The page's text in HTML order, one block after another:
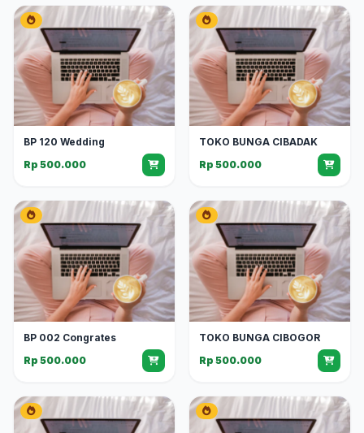
BP 120 Wedding
Rp 500.000
TOKO BUNGA CIBADAK
Rp 500.000
BP 002 Congrates
Rp 500.000
TOKO BUNGA CIBOGOR
Rp 500.000